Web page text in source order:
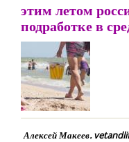
этим летом
подработке в
Алексей Макеев.